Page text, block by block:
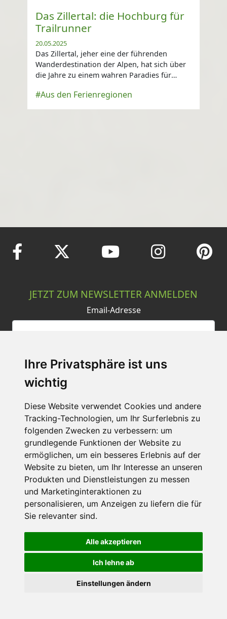
Ihre Privatsphäre ist uns
wichtig
Diese Website verwendet Cookies und andere
Tracking-Technologien, um Ihr Surferlebnis zu
folgenden Zwecken zu verbessern: um
grundlegende Funktionen der Website zu
ermöglichen, um ein besseres Erlebnis auf der
Website zu bieten, um Ihr Interesse an unseren
Produkten und Dienstleistungen zu messen
und Marketinginteraktionen zu
personalisieren, um Anzeigen zu liefern die für
Sie relevanter sind.
Alle akzeptieren
Ich lehne ab
Einstellungen ändern
Das Zillertal: die Hochburg für
Trailrunner
20.05.2025
Das Zillertal, jeher eine der führenden
Wanderdestination der Alpen, hat sich über
die Jahre zu einem wahren Paradies für
#Aus den Ferienregionen
JETZT ZUM NEWSLETTER ANMELDEN
Email-Adresse
ENTDECKE DIE BERGE
Reiseführer
Ausflüge
Touren
URLAUB BUCHEN
Familienurlaub
Wellness
Last Minute